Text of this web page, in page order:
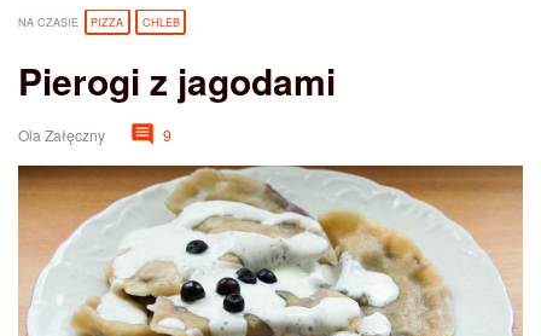
NA CZASIE PIZZA CHLEB
Pierogi z jagodami
Ola Załęczny 9